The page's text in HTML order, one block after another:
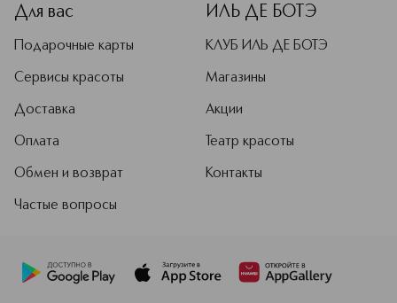
Для вас
Подарочные карты
Сервисы красоты
Доставка
Оплата
Обмен и возврат
Частые вопросы
ИЛЬ ДЕ БОТЭ
КЛУБ ИЛЬ ДЕ БОТЭ
Магазины
Акции
Театр красоты
Контакты